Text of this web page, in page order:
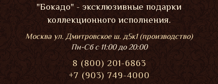
"Бокадо" - эксклюзивные подарки
коллекционного исполнения.
Москва ул. Дмитровское ш. д5к1 (производство)
Пн-Сбс 11:00 до 20:00
8 (800) 201-6863
+7 (903) 749-4000